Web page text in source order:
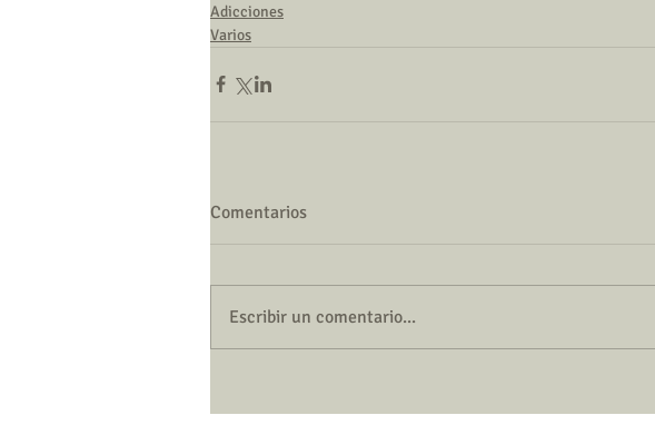
Adicciones
Varios
Comentarios
Escribir un comentario...